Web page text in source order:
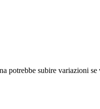
potrebbe subire variazioni